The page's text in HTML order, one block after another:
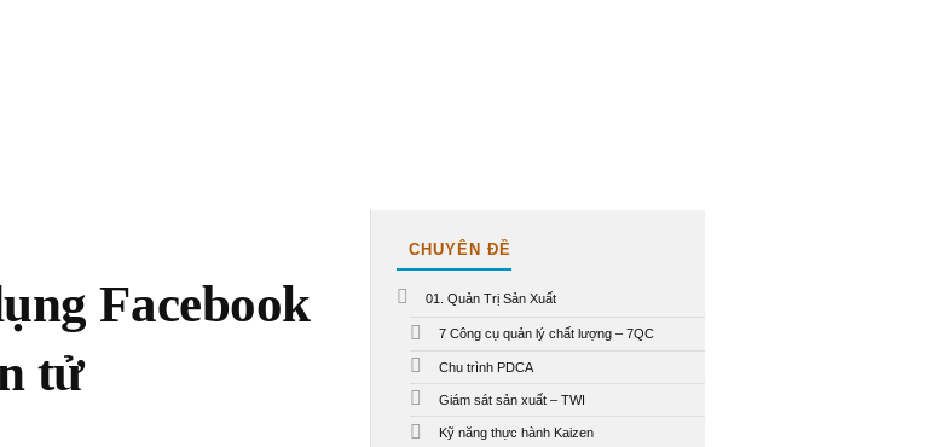
Facebook
tử
CHUYÊN ĐỀ
01. Quản Trị Sản Xuất
7 Công cụ quản lý chất lượng – 7QC
Chu trình PDCA
Giám sát sản xuất – TWI
Kỹ năng thực hành Kaizen